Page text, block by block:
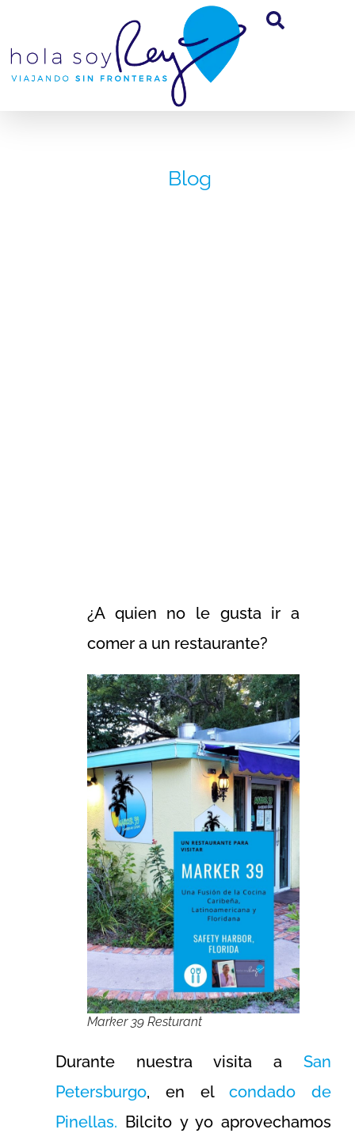
Blog
¿A quien no le gusta ir a
comer a un restaurante?
Marker 39 Resturant
Durante nuestra visita a San
Petersburgo, en elcondado de
Pinellas. Bilcito y yo aprovechamos